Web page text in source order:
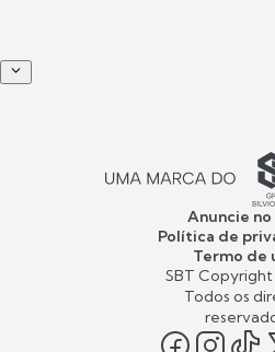
Anuncie no
Política de
Termo de
SBT
Todos os